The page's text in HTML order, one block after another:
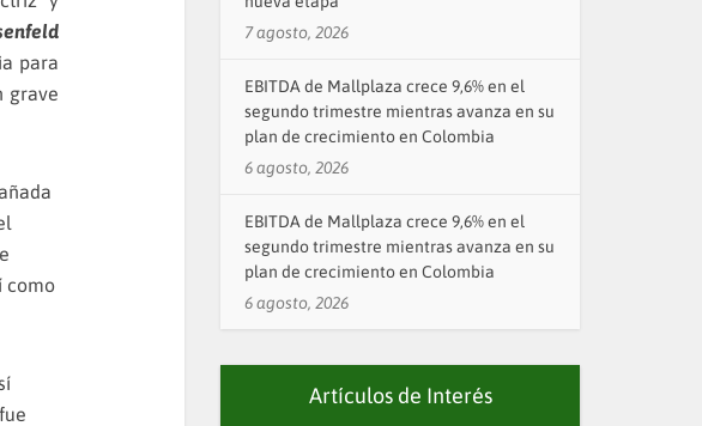
para
grave
como
7 agosto, 2026
EBITDA de Mallplaza crece 9,6% en el
segundo trimestre mientras avanza en su
plan de crecimiento en Colombia
6 agosto, 2026
EBITDA de Mallplaza crece 9,6% en el
segundo trimestre mientras avanza en su
plan de crecimiento en Colombia
6 agosto, 2026
Artículos de Interés